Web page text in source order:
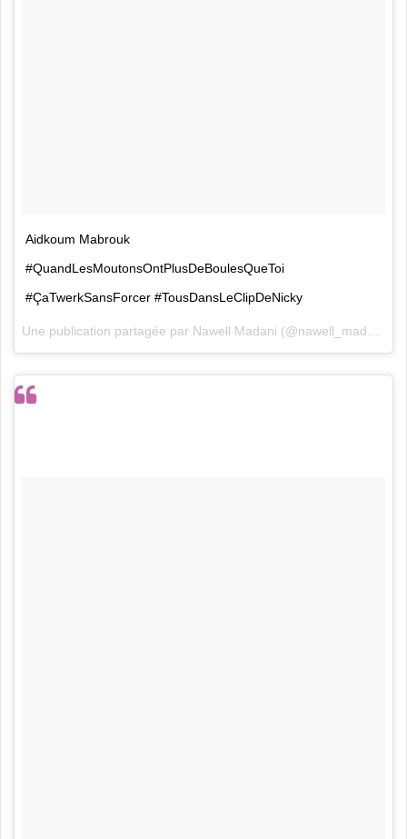
Aidkoum Mabrouk
#QuandLesMoutonsOntPlusDeBoulesQueToi
#ÇaTwerkSansForcer #TousDansLeClipDeNicky
Une publication partagée par Nawell Madani (@nawell_madani) le